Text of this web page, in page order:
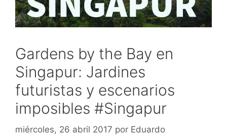
Gardens by the Bay en
Singapur: Jardines
futuristas y escenarios
imposibles #Singapur
miércoles, 26 abril 2017 por Eduardo